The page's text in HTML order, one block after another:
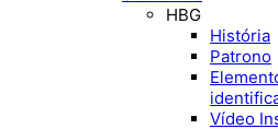
HBG
História
Patrono
Vídeo